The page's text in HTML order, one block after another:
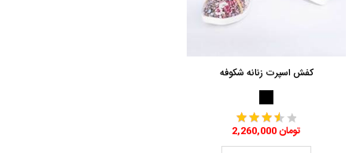
کفش اسپرت زنانه شکوفه
2,260,000 تومان